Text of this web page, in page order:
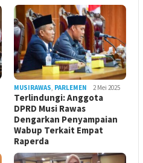
MUSIRAWAS, PARLEMEN 2 Mei 2025
Terlindungi: Anggota
DPRD Musi Rawas
Dengarkan Penyampaian
Wabup Terkait Empat
Raperda